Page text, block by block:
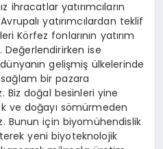
ihracatlar yatırımcıların
yatırımcılardan teklif
Körfez fonlarının yatırım
Değerlendirirken ise
gelişmiş ülkelerinde
bir pazara
Biz doğal besinleri yine
ve doğayı sömürmeden
Bunun için biyomühendislik
yeni biyoteknolojik